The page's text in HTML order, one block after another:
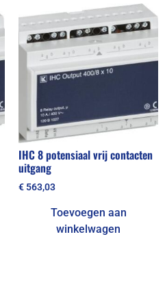
IHC 8 potensiaal vrij contacten
uitgang
€ 563,03
Toevoegen aan
winkelwagen